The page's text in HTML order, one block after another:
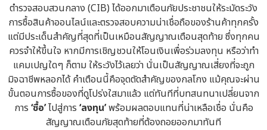
ตำรวจสอบสวนกลาง (CIB) ได้ออกมาเตือนภัยประชาชนให้ระมัดระวัง
การซื้อสินค้าออนไลน์และตรวจสอบความน่าเชื่อถือของร้านค้าทุกครั้ง
แต่มีประเด็นสำคัญที่สุดที่เป็นเหมือนสัญญาณเตือนสุดท้าย ซึ่งทุกคน
ควรจำให้ขึ้นใจ หากมีการเชิญชวนให้โอนเงินเพื่อร่วมลงทุน หรือว่าทำ
แคมเปญใดๆ ก็ตาม ให้ระวังไว้เลยว่า นั่นเป็นสัญญาณเสี่ยงที่จะถูก
มิจฉาชีพหลอกได้ คำเตือนนี้คือจุดตัดสำคัญของกลโกง แม้คุณจะผ่าน
ขั้นตอนการซื้อของที่ดูโปร่งใสมาแล้ว แต่ทันทีที่บทสนทนาเปลี่ยนจาก
การ ‘ซื้อ’ไปสู่การ ‘ลงทุน’พร้อมผลตอบแทนที่น่าเหลือเชื่อ นั่นคือ
สัญญาณเตือนภัยสุดท้ายที่ต้องถอยออกมาทันที